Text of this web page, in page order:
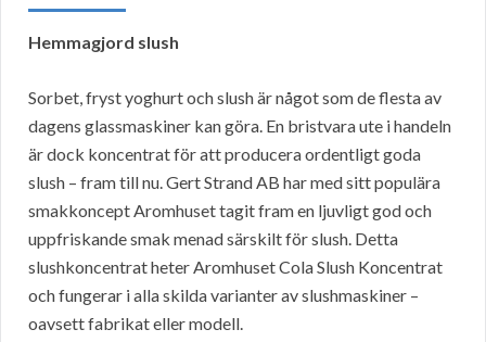
Hemmagjord slush
Sorbet, fryst yoghurt och slush är något som de flesta av
dagens glassmaskiner kan göra. En bristvara ute i handeln
är dock koncentrat för att producera ordentligt goda
slush – fram till nu. Gert Strand AB har med sitt populära
smakkoncept Aromhuset tagit fram en ljuvligt god och
uppfriskande smak menad särskilt för slush. Detta
slushkoncentrat heter Aromhuset Cola Slush Koncentrat
och fungerar i alla skilda varianter av slushmaskiner –
oavsett fabrikat eller modell.